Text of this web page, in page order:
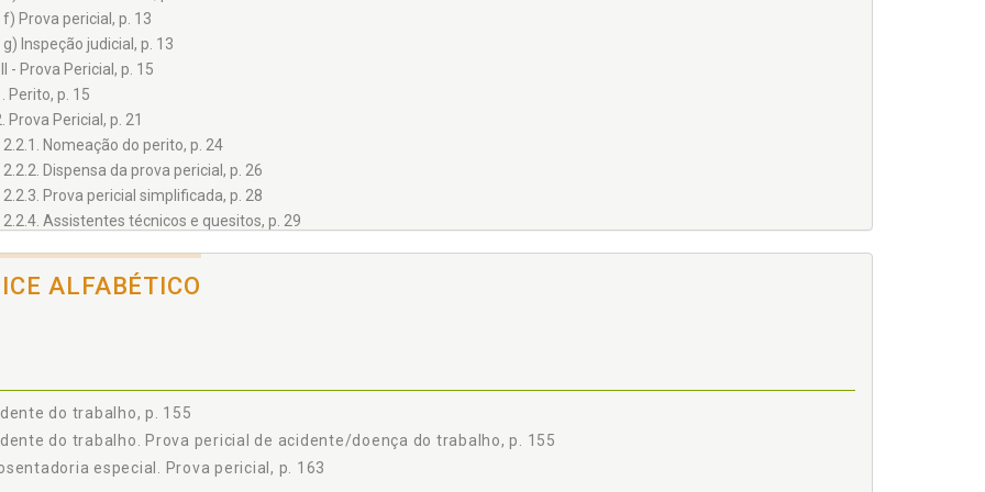
f) Prova pericial, p. 13
g) Inspeção judicial, p. 13
- Prova Pericial, p. 15
Perito, p. 15
Prova Pericial, p. 21
2.2.1. Nomeação do perito, p. 24
2.2.2. Dispensa da prova pericial, p. 26
2.2.3. Prova pericial simplificada, p. 28
2.2.4. Assistentes técnicos e quesitos, p. 29
2.2.6. Honorários periciais, p. 33
2.2.7. Destituição ou substituição do perito, p. 38
- Prova Pericial de Segurança e Higiene Ocupacional, p. 45
Considerações Sobre Prova Pericial de Insalubridade e Periculosidade, p. 49
Prova Pericial de Insalubridade, p. 51
3.3.1. Ruído contínuo ou intermitente — Anexo 1 da NR-15, p. 53
ALFABÉTICO
do trabalho, p. 155
do trabalho. Prova pericial de acidente/doença do trabalho, p. 155
especial. Prova pericial, p. 163